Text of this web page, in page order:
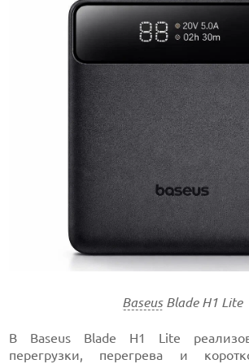
BaseusBlade H1 Lite
В Baseus Blade H1 Lite
перегрузки, перегрева и